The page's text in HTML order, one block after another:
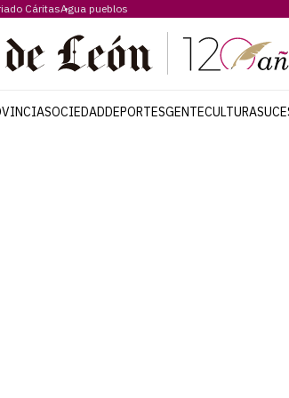
CáritasAgua pueblos
SOCIEDADDEPORTESGENTECULTURA